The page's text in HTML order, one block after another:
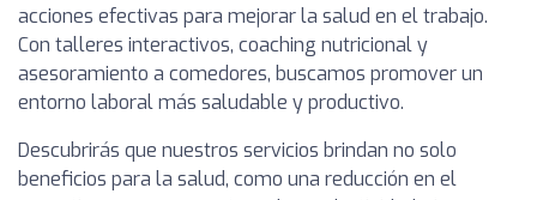
acciones efectivas para mejorar la salud en el trabajo.
Con talleres interactivos, coaching nutricional y
asesoramiento a comedores, buscamos promover un
entorno laboral más saludable y productivo.
Descubrirás que nuestros servicios brindan no solo
beneficios para la salud, como una reducción en el